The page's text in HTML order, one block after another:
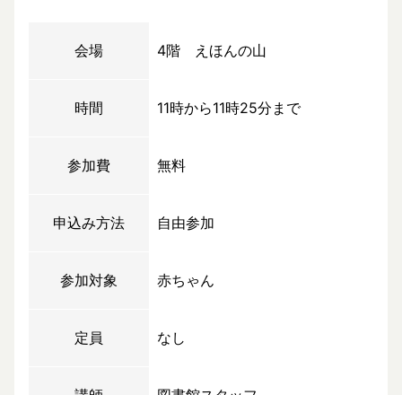
会場 4階 えほんの山
時間 11時から11時25分まで
参加費 無料
申込み方法 自由参加
参加対象 赤ちゃん
定員 なし